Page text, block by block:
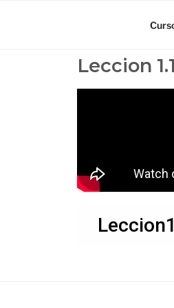
Leccion